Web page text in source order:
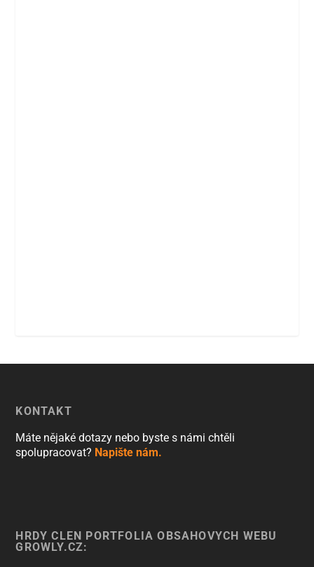
KONTAKT
Máte nějaké dotazy nebo byste s námi chtěli
spolupracovat? Napište nám.
HRDÝ ČLEN PORTFOLIA OBSAHOVÝCH WEBŮ
GROWLY.CZ: